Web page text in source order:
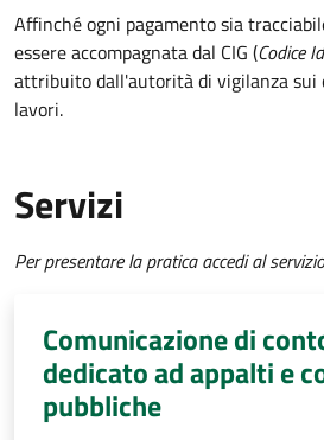
Affinché ogni pagamento sia
essere accompagnata dal CIG (Codice
attribuito dall'autorità di vigilanza
lavori.
Servizi
Per presentare la pratica accedi al
Comunicazione di
dedicato ad appalti e
pubbliche